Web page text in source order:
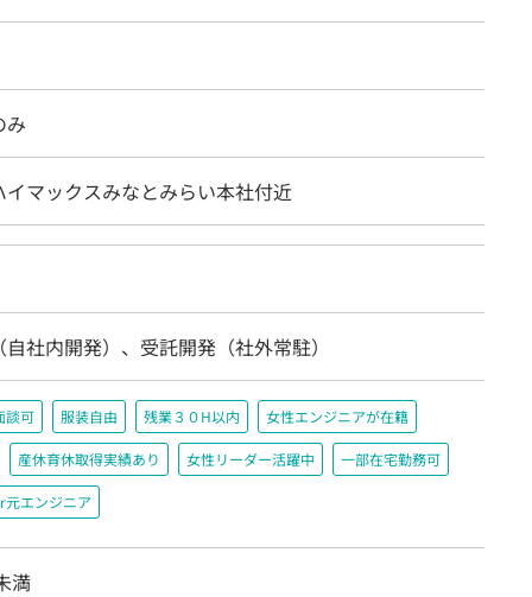
み
イマックスみなとみらい本社付近
社内開発）、受託開発（社外常駐）
談可 服装自由 残業３０H以内 女性エンジニアが在籍
産休育休取得実績あり 女性リーダー活躍中 一部在宅勤務可
エンジニア
満